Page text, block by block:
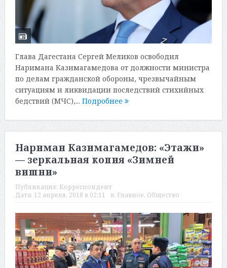
Глава Дагестана Сергей Меликов освободил
Наримана Казимагамедова от должности министра
по делам гражданской обороны, чрезвычайным
ситуациям и ликвидации последствий стихийных
бедствий (МЧС),... Подробнее
Нариман Казимагамедов: «Этажи»
— зеркальная копия «Зимней
вишни»
Публикация: Корреспондент
Дата: 12 апреля, 2018 в 02:11 в: Главное, Общество